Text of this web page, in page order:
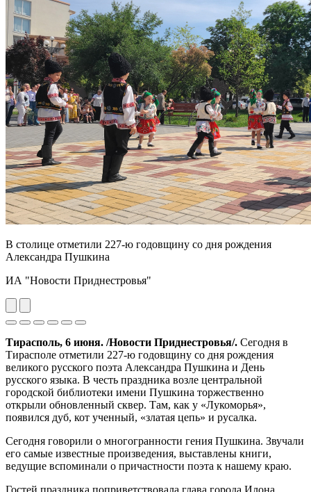
В столице отметили 227-ю годовщину со дня рождения
Александра Пушкина
ИА "Новости Приднестровья"
Previous
Next
Тирасполь, 6 июня. /Новости Приднестровья/. Сегодня в
Тирасполе отметили 227-ю годовщину со дня рождения
великого русского поэта Александра Пушкина и День
русского языка. В честь праздника возле центральной
городской библиотеки имени Пушкина торжественно
открыли обновленный сквер. Там, как у «Лукоморья»,
появился дуб, кот ученный, «златая цепь» и русалка.
Сегодня говорили о многогранности гения Пушкина. Звучали
его самые известные произведения, выставлены книги,
ведущие вспоминали о причастности поэта к нашему краю.
Гостей праздника поприветствовала глава города Илона